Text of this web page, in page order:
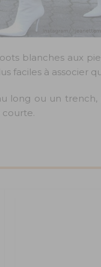
blanches aux
faciles à associer
long ou un